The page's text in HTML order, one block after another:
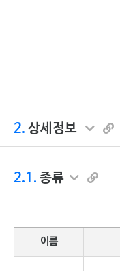
2. 상세정보
2.1. 종류
이름